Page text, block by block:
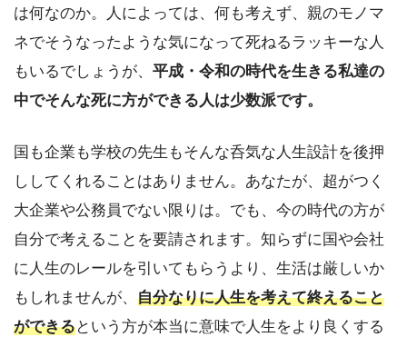
は何なのか。人によっては、何も考えず、親のモノマ
ネでそうなったような気になって死ねるラッキーな人
もいるでしょうが、 平成・令和の時代を生きる私達の
中でそんな死に方ができる人は少数派です。
国も企業も学校の先生もそんな呑気な人生設計を後押
ししてくれることはありません。あなたが、超がつく
大企業や公務員でない限りは。でも、今の時代の方が
自分で考えることを要請されます。知らずに国や会社
に人生のレールを引いてもらうより、生活は厳しいか
もしれませんが、 自分なりに人生を考えて終えること
ができるという方が本当に意味で人生をより良くする